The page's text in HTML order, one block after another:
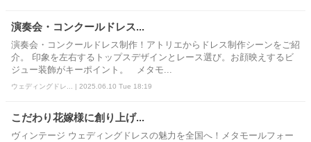
演奏会・コンクールドレス...
演奏会・コンクールドレス制作！アトリエからドレス制作シーンをご紹
介。 印象を左右するトップスデザインとレース選び。お顔映えするビ
ジュー装飾がキーポイント。 メタモ...
ウェディングドレ... | 2025.06.10 Tue 18:19
こだわり花嫁様に創り上げ...
ヴィンテージ ウェディングドレスの魅力を全国へ！メタモールフォー